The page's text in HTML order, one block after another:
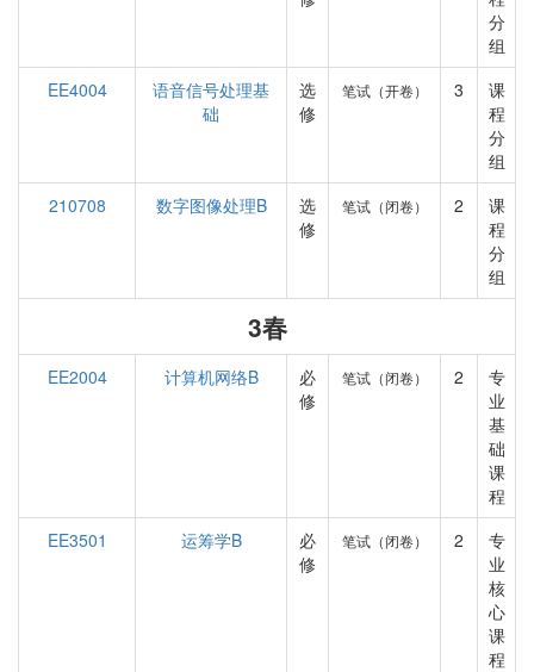
分
组
EE4004
语音信号处理基
础
选
修
笔试（开卷） 3
课
程
分
组
210708
数字图像处理B
选
修
笔试（闭卷） 2
课
程
分
组
3春
EE2004 计算机网络B
必
修
笔试（闭卷） 2
专
业
基
础
课
程
EE3501
运筹学B
必
修
笔试（闭卷） 2
专
业
核
心
课
程